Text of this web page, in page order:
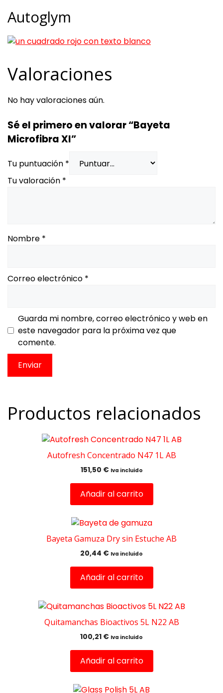
Autoglym
Valoraciones
No hay valoraciones aún.
Sé el primero en valorar “Bayeta
Microfibra Xl”
Tu puntuación *
Tu valoración *
Nombre *
Correo electrónico *
Guarda mi nombre, correo electrónico y web en
este navegador para la próxima vez que
comente.
Productos relacionados
Autofresh Concentrado N47 1L AB
151,50 € Iva incluido
Añadir al carrito
Bayeta Gamuza Dry sin Estuche AB
20,44 € Iva incluido
Añadir al carrito
Quitamanchas Bioactivos 5L N22 AB
100,21 € Iva incluido
Añadir al carrito